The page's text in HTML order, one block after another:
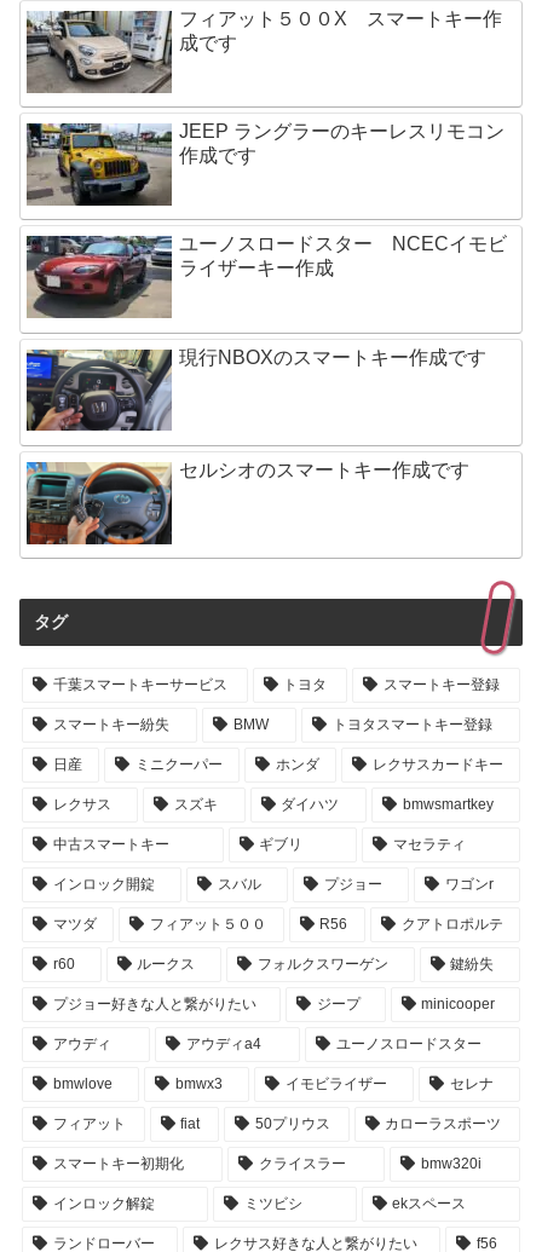
フィアット５００X スマートキー作
成です
JEEP ラングラーのキーレスリモコン
作成です
ユーノスロードスター NCECイモビ
ライザーキー作成
現行NBOXのスマートキー作成です
セルシオのスマートキー作成です
タグ
千葉スマートキーサービス トヨタ スマートキー登録
スマートキー紛失 BMW トヨタスマートキー登録
日産 ミニクーパー ホンダ レクサスカードキー
レクサス スズキ ダイハツ bmwsmartkey
中古スマートキー ギブリ マセラティ
インロック開錠 スバル プジョー ワゴンr
マツダ フィアット５００ R56 クアトロポルテ
r60 ルークス フォルクスワーゲン 鍵紛失
プジョー好きな人と繋がりたい ジープ minicooper
アウディ アウディa4 ユーノスロードスター
bmwlove bmwx3 イモビライザー セレナ
フィアット fiat 50プリウス カローラスポーツ
スマートキー初期化 クライスラー bmw320i
インロック解錠 ミツビシ ekスペース
ランドローバー レクサス好きな人と繋がりたい f56